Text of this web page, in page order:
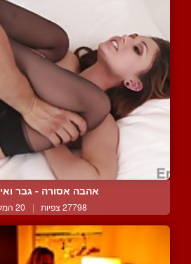
אהבה אסורה - גבר
27798 צפיות | 20 המלצות